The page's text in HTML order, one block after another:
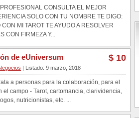
CONSULTA EL MEJOR
SOLO CON TU NOMBRE TE DIGO:
MI TAROT TE AYUDO A RESOLVER
CON FIRMEZA Y...
de eUniversum $ 10
| Listado: 9 marzo, 2018
a personas para la colaboración, para el
el campo - Tarot, cartomancia, clarividencia,
nutricionistas, etc. ...